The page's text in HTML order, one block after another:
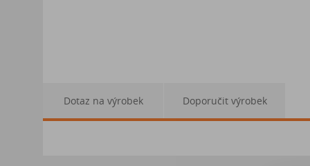
Dotaz na výrobek Doporučit výrobek